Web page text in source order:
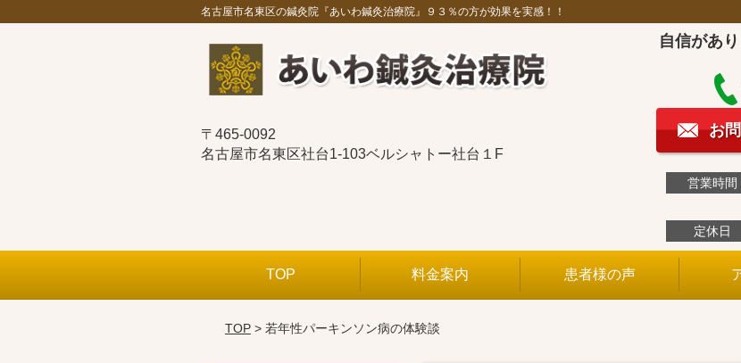
名古屋市名東区の鍼灸院『あいわ鍼灸治療院』９３％の方が効果を実感！！
〒465-0092
名古屋市名東区社台1-103ベルシャトー社台１F
自信があ
お
営業時間
定休日
TOP 料金案内 患者様の声
TOP> 若年性パーキンソン病の体験談